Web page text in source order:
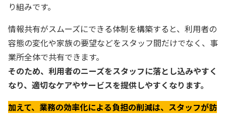
り組みです。
情報共有がスムーズにできる体制を構築すると、利用者の
容態の変化や家族の要望などをスタッフ間だけでなく、事
業所全体で共有できます。
そのため、利用者のニーズをスタッフに落とし込みやすく
なり、適切なケアやサービスを提供しやすくなります。
加えて、業務の効率化による負担の削減は、スタッフが訪